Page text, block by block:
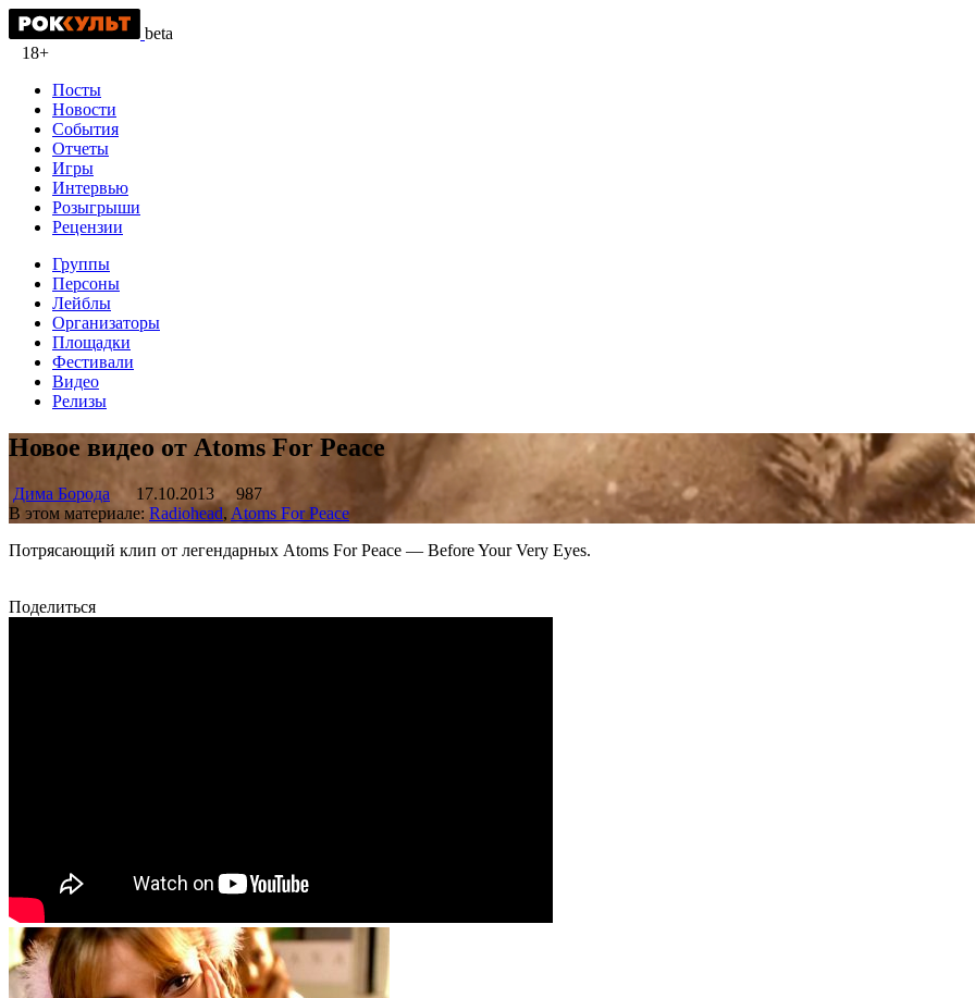
beta
18+
Посты
Новости
События
Отчеты
Игры
Интервью
Розыгрыши
Рецензии
Группы
Персоны
Лейблы
Организаторы
Площадки
Фестивали
Видео
Релизы
Новое видео от Atoms For Peace
Дима Борода 17.10.2013
987
В этом материале: Radiohead, Atoms For Peace
Потрясающий клип от легендарных Atoms For Peace — Before Your Very Eyes.
Поделиться